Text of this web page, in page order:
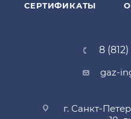
СЕРТИФИКАТЫ
8
gaz-
г. Санкт-